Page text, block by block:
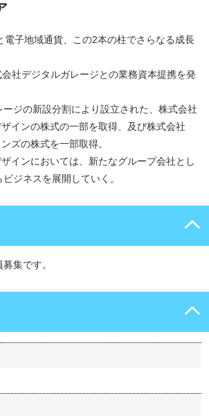
電子地域通貨、この2本の柱でさらなる成長
社デジタルガレージとの業務資本提携を発
ジの新設分割により設立された、株式会社
インの株式の一部を取得、及び株式会社
ズの株式を一部取得。
インにおいては、新たなグループ会社とし
ジネスを展開していく。
集です。